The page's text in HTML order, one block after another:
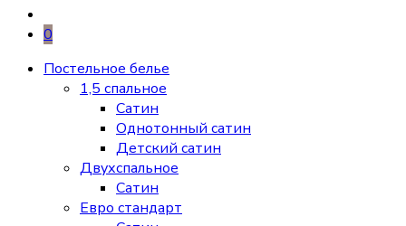
0
Постельное белье
1,5 спальное
Сатин
Однотонный сатин
Детский сатин
Двухспальное
Сатин
Евро стандарт